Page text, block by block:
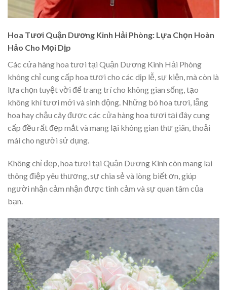
Hoa Tươi Quận Dương Kinh Hải Phòng: Lựa Chọn Hoàn
Hảo Cho Mọi Dịp
Các cửa hàng hoa tươi tại Quận Dương Kinh Hải Phòng
không chỉ cung cấp hoa tươi cho các dịp lễ, sự kiện, mà còn là
lựa chọn tuyệt vời để trang trí cho không gian sống, tạo
không khí tươi mới và sinh động. Những bó hoa tươi, lẵng
hoa hay chậu cây được các cửa hàng hoa tươi tại đây cung
cấp đều rất đẹp mắt và mang lại không gian thư giãn, thoải
mái cho người sử dụng.
Không chỉ đẹp, hoa tươi tại Quận Dương Kinh còn mang lại
thông điệp yêu thương, sự chia sẻ và lòng biết ơn, giúp
người nhận cảm nhận được tình cảm và sự quan tâm của
bạn.